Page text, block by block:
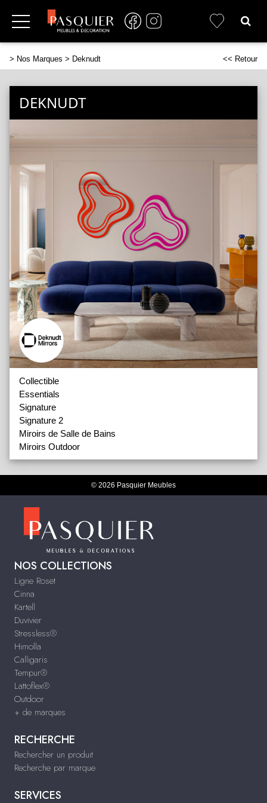
> Nos Marques > Deknudt << Retour
DEKNUDT
Collectible
Essentials
Signature
Signature 2
Miroirs de Salle de Bains
Miroirs Outdoor
© 2026 Pasquier Meubles
NOS COLLECTIONS
Ligne Roset
Cinna
Kartell
Duvivier
Stressless®
Himolla
Calligaris
Tempur®
Lattoflex®
Outdoor
+ de marques
RECHERCHE
Rechercher un produit
Recherche par marque
SERVICES